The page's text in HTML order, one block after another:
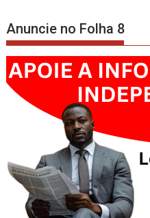
Anuncie no Folha 8